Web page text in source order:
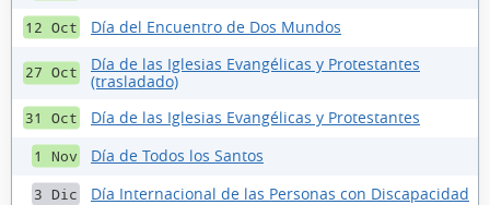
12 Oct Día del Encuentro de Dos Mundos
27 Oct
Día de las Iglesias Evangélicas y Protestantes
(trasladado)
31 Oct Día de las Iglesias Evangélicas y Protestantes
1 Nov Día de Todos los Santos
3 Dic Día Internacional de las Personas con Discapacidad